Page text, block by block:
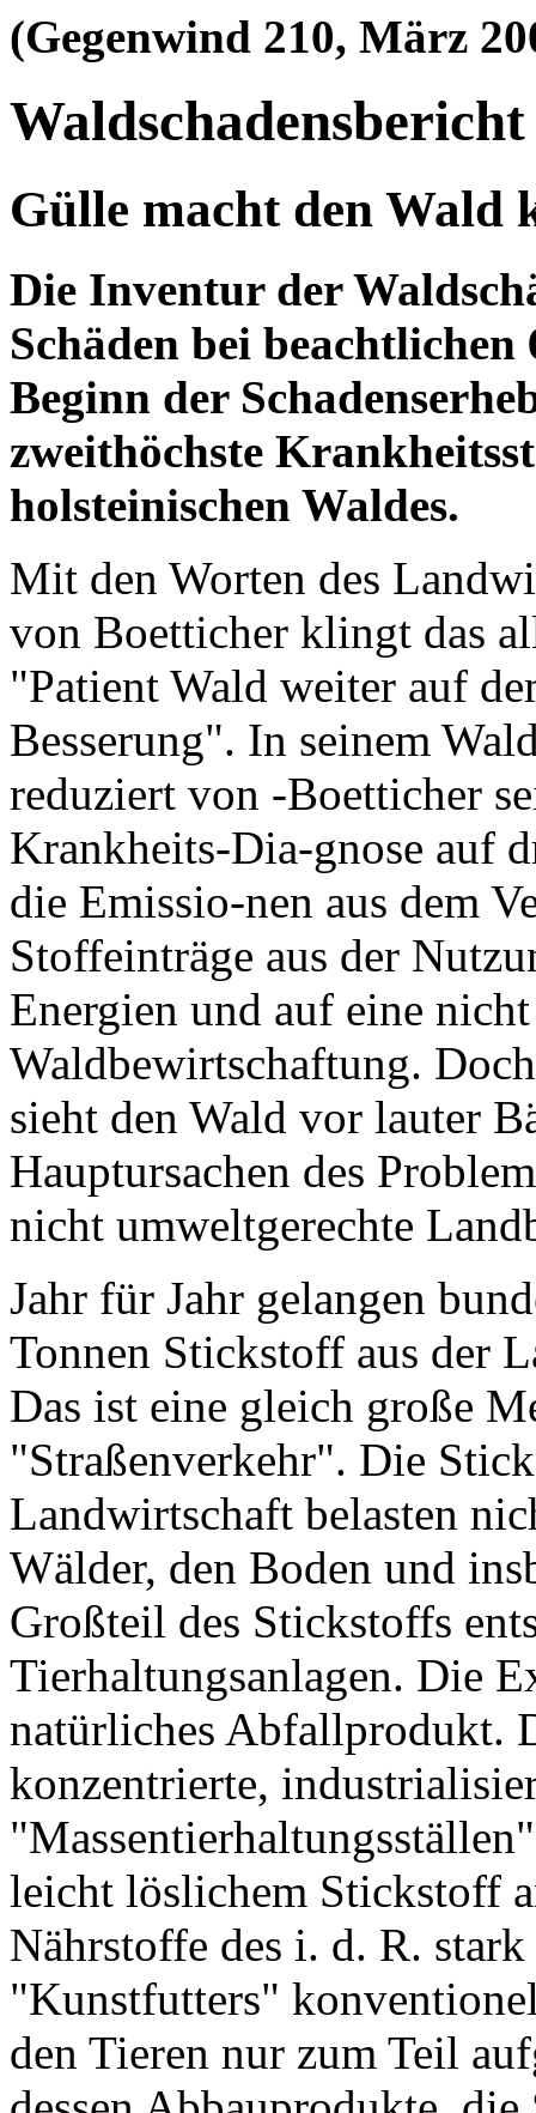
(Gegenwind 210, März
Waldschadensbericht
Gülle macht den Wald
Die Inventur der
Schäden bei
Beginn der
zweithöchste
holsteinischen Waldes.
Mit den Worten des
von Boetticher klingt das
"Patient Wald weiter auf
Besserung". In seinem
reduziert von -Boetticher
Krankheits-Dia-gnose auf
die Emissio-nen aus dem
Stoffeinträge aus der
Energien und auf eine
Waldbewirtschaftung.
sieht den Wald vor lauter
Hauptursachen des
nicht umweltgerechte
Jahr für Jahr gelangen
Tonnen Stickstoff aus der
Das ist eine gleich große
"Straßenverkehr". Die
Landwirtschaft belasten
Wälder, den Boden und
Großteil des Stickstoffs
Tierhaltungsanlagen. Die
natürliches Abfallprodukt.
konzentrierte,
leicht löslichem Stickstoff
Nährstoffe des i. d. R.
"Kunstfutters"
den Tieren nur zum Teil